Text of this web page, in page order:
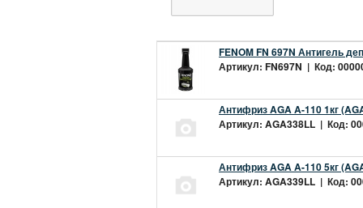
FENOM FN 697N Антигель
Артикул: FN697N | Код:
Антифриз AGA A-110 1кг
Артикул: AGA338LL | Код:
Антифриз AGA A-110 5кг
Артикул: AGA339LL | Код: